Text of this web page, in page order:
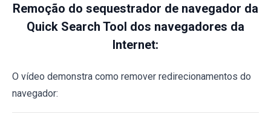
Remoção do sequestrador de navegador da
Quick Search Tool dos navegadores da
Internet:
O vídeo demonstra como remover redirecionamentos do
navegador: